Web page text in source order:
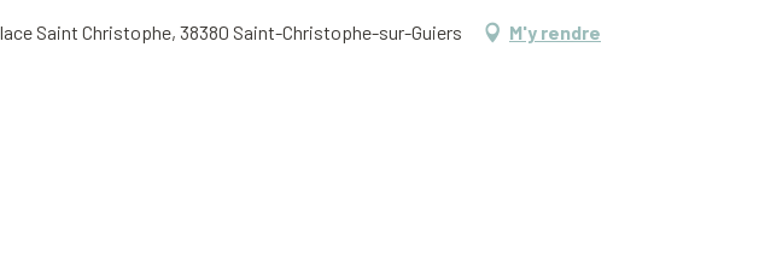
Saint Christophe, 38380 Saint-Christophe-sur-Guiers M'y rendre